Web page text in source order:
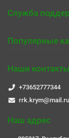
Служба
Популярные
Наши контакты
+73652777344
rrk.krym@mail.ru
Наш адрес